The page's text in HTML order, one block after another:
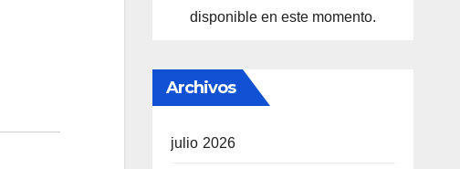
disponible en este momento.
Archivos
julio 2026